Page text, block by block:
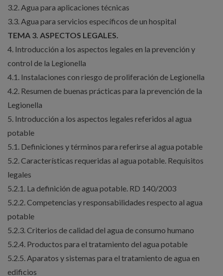
3.2. Agua para aplicaciones técnicas
3.3. Agua para servicios específicos de un hospital
TEMA 3. ASPECTOS LEGALES.
4. Introducción a los aspectos legales en la prevención y
control de la Legionella
4.1. Instalaciones con riesgo de proliferación de Legionella
4.2. Resumen de buenas prácticas para la prevención de la
Legionella
5. Introducción a los aspectos legales referidos al agua
potable
5.1. Definiciones y términos para referirse al agua potable
5.2. Características requeridas al agua potable. Requisitos
legales
5.2.1. La definición de agua potable. RD 140/2003
5.2.2. Competencias y responsabilidades respecto al agua
potable
5.2.3. Criterios de calidad del agua de consumo humano
5.2.4. Productos para el tratamiento del agua potable
5.2.5. Aparatos y sistemas para el tratamiento de agua en
edificios